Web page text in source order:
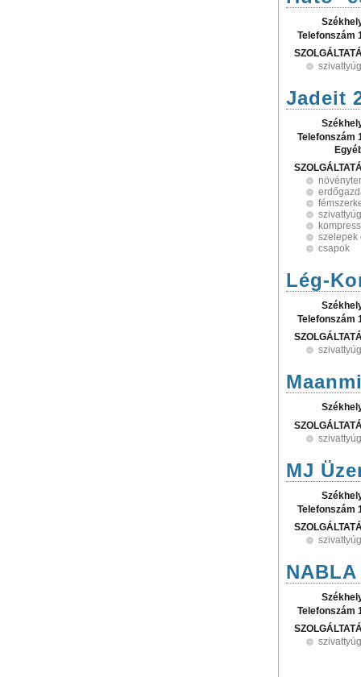
Telefonszám
Jadeit
Telefonszám
szelepek
csapok
Lég-
Telefonszám
MJ
Telefonszám
Telefonszám